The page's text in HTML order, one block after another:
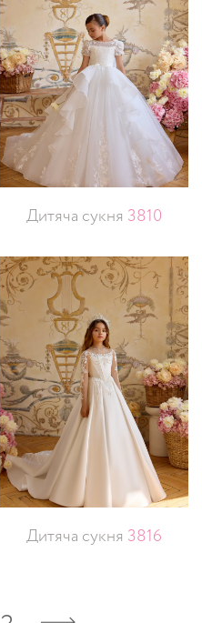
Дитяча сукня 3810
Дитяча сукня 3816